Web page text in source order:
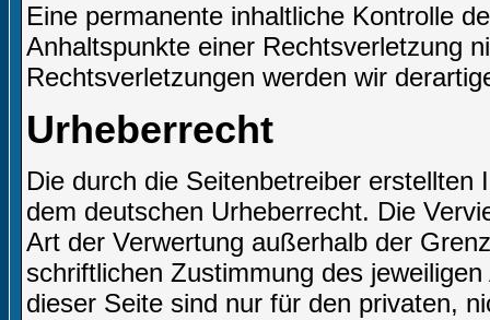
Eine permanente inhaltliche Kontrolle
Anhaltspunkte einer Rechtsverletzung
Rechtsverletzungen werden wir
Urheberrecht
Die durch die Seitenbetreiber
dem deutschen Urheberrecht. Die
Art der Verwertung außerhalb der
schriftlichen Zustimmung des
dieser Seite sind nur für den privaten,